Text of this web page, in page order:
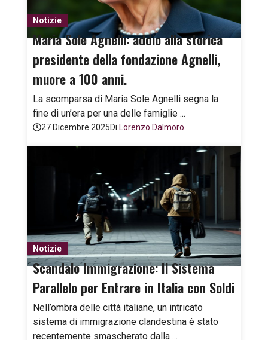
Notizie
Maria Sole Agnelli: addio alla storica
presidente della fondazione Agnelli,
muore a 100 anni.
La scomparsa di Maria Sole Agnelli segna la
fine di un’era per una delle famiglie ...
27 Dicembre 2025Di Lorenzo Dalmoro
Notizie
Scandalo Immigrazione: Il Sistema
Parallelo per Entrare in Italia con Soldi
Nell’ombra delle città italiane, un intricato
sistema di immigrazione clandestina è stato
recentemente smascherato dalla ...